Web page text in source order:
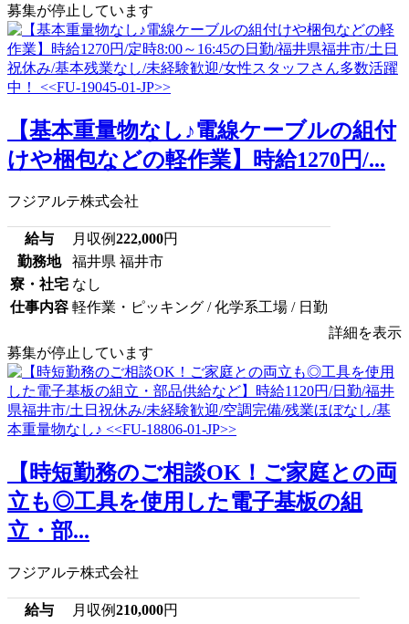
募集が停止しています
【基本重量物なし♪電線ケーブルの組付
けや梱包などの軽作業】時給1270円/...
フジアルテ株式会社
給与 月収例222,000円
勤務地
福井県 福井市
寮・社宅 なし
仕事内容 軽作業・ピッキング / 化学系工場 / 日勤
詳細を表示
募集が停止しています
【時短勤務のご相談OK！ご家庭との両
立も◎工具を使用した電子基板の組
立・部...
フジアルテ株式会社
給与 月収例210,000円